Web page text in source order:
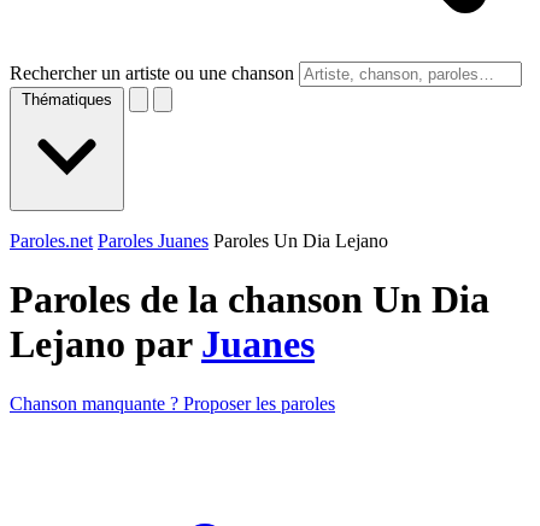
Rechercher un artiste ou une chanson
Thématiques
Paroles.net Paroles Juanes Paroles Un Dia Lejano
Paroles de la chanson Un Dia
Lejano par Juanes
Chanson manquante ? Proposer les paroles